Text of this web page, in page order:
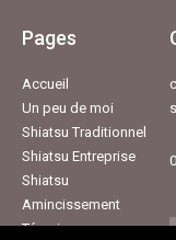
Pages
Accueil
Un peu de moi
Shiatsu Traditionnel
Shiatsu Entreprise
Shiatsu
Amincissement
Témoignages